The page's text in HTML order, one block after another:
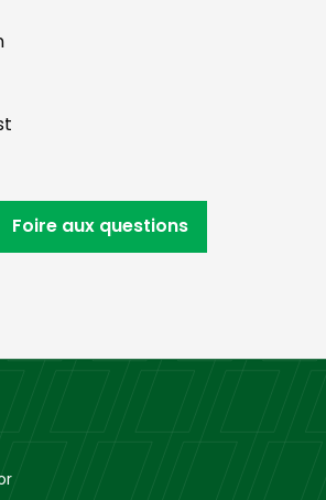
Foire aux questions